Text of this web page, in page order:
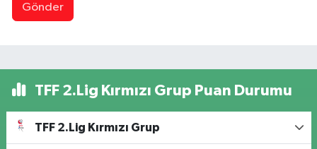
Gönder
TFF 2.Lig Kırmızı Grup Puan Durumu
TFF 2.Lig Kırmızı Grup